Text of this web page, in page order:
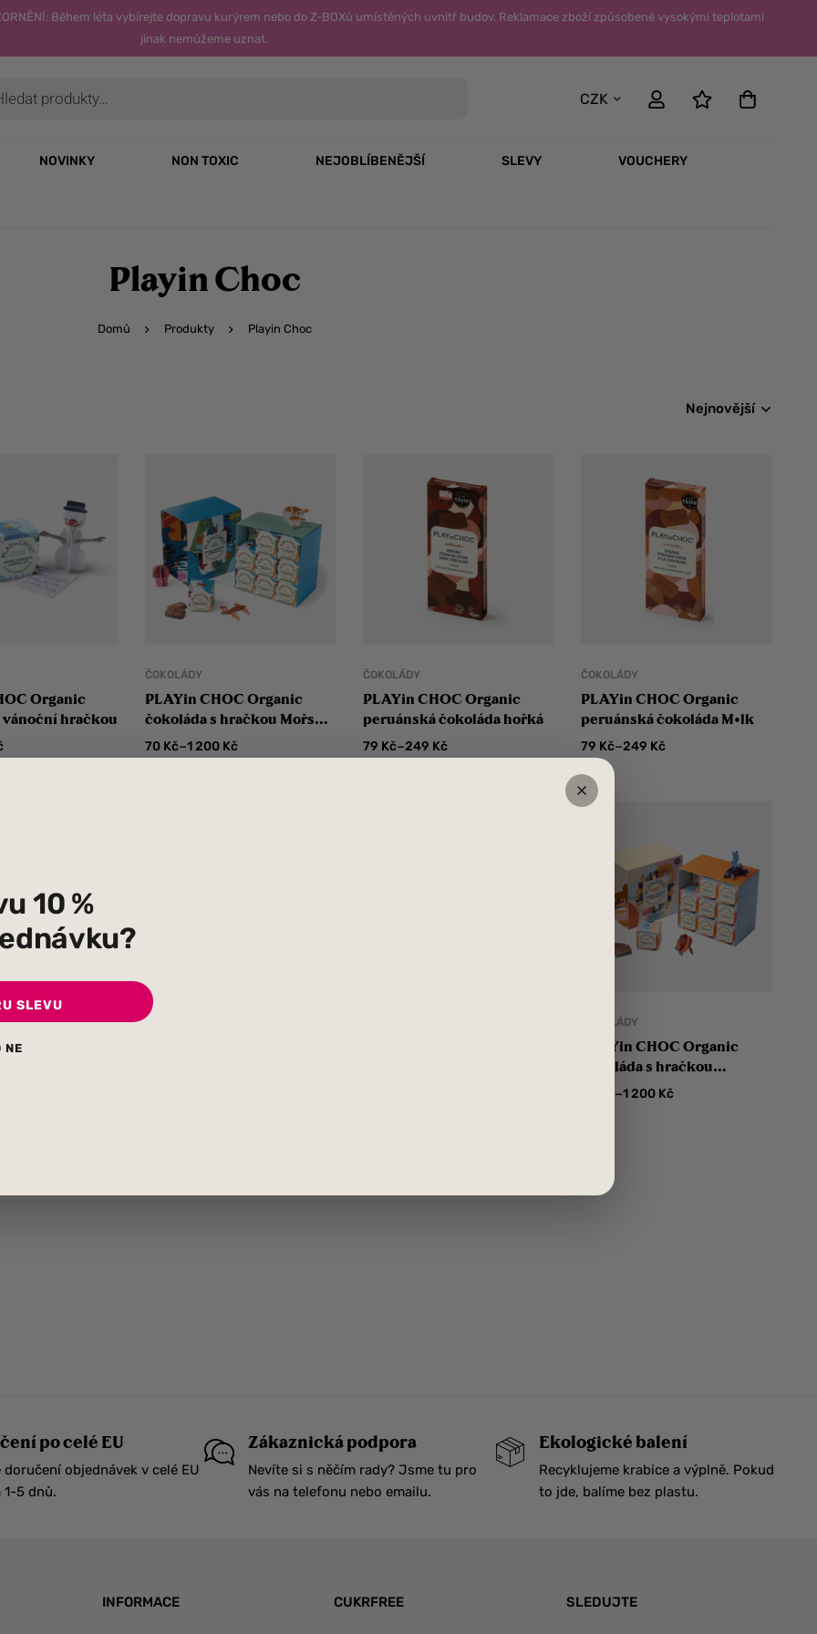
Během léta vybírejte dopravu kurýrem nebo do Z-BOXů umístěných uvnitř budov. Reklamace zboží způsobené vysokými teplotami
jinak nemůžeme uznat.
CZK
NOVINKY NON TOXIC NEJOBLÍBENĚJŠÍ SLEVY VOUCHERY
Playin Choc
Domů Produkty Playin Choc
Nejnovější
Organic
vánoční hračkou
ČOKOLÁDY
PLAYin CHOC Organic
čokoláda s hračkou Mořská
zvířátka
70 Kč–1 200 Kč
ČOKOLÁDY
PLAYin CHOC Organic
peruánská čokoláda hořká
79 Kč–249 Kč
ČOKOLÁDY
PLAYin CHOC Organic
peruánská čokoláda M•lk
79 Kč–249 Kč
Organic
ČOKOLÁDY ČOKOLÁDY
PLAYin CHOC Organic
čokoláda s hračkou
Ohrožená zvířátka
–1 200 Kč
po celé EU
doručení objednávek v celé EU
1-5 dnů.
Zákaznická podpora
Nevíte si s něčím rady? Jsme tu pro
vás na telefonu nebo emailu.
Ekologické balení
Recyklujeme krabice a výplně. Pokud
to jde, balíme bez plastu.
INFORMACE CUKRFREE SLEDUJTE
10 %
SLEVU
NE